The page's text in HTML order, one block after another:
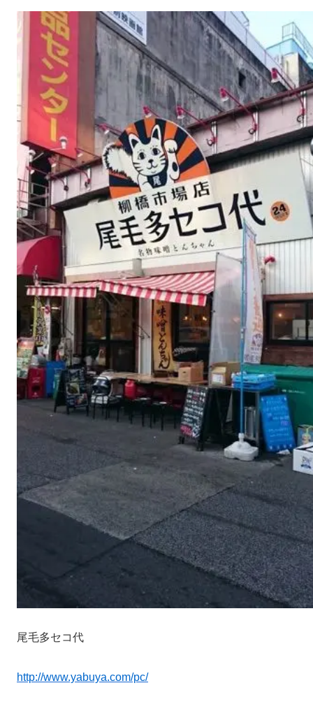
尾毛多セコ代
http://www.yabuya.com/pc/